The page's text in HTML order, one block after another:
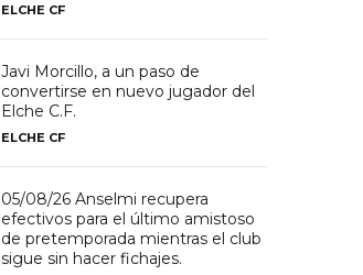
ELCHE CF
Javi Morcillo, a un paso de
convertirse en nuevo jugador del
Elche C.F.
ELCHE CF
05/08/26 Anselmi recupera
efectivos para el último amistoso
de pretemporada mientras el club
sigue sin hacer fichajes.